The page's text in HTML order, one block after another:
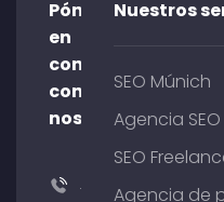
Póngase
en
contacto
con
nosotros
+49
Nuestros
SEO Múnich
Agencia SEO
SEO
Agencia de